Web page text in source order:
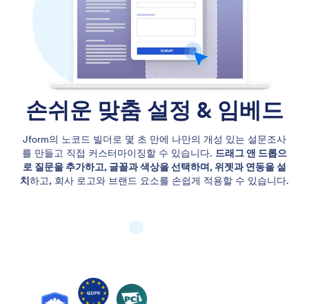
손쉬운 맞춤 설정 & 임베드
Jform의 노코드 빌더로 몇 초 만에 나만의 개성 있는 설문조사
를 만들고 직접 커스터마이징할 수 있습니다. 드래그 앤 드롭으
로 질문을 추가하고, 글꼴과 색상을 선택하며, 위젯과 연동을 설
치하고, 회사 로고와 브랜드 요소를 손쉽게 적용할 수 있습니다.